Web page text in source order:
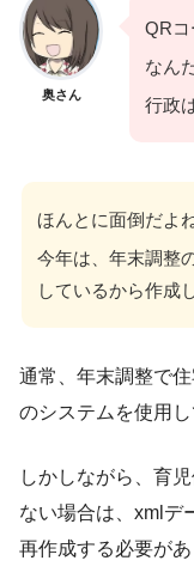
奥さん
QRコ
なん
行政
ほんとに面倒だよね
今年は、年末調整
しているから作成
通常、年末調整で
のシステムを使用
しかしながら、育
ない場合は、xmlデ
再作成する必要があ